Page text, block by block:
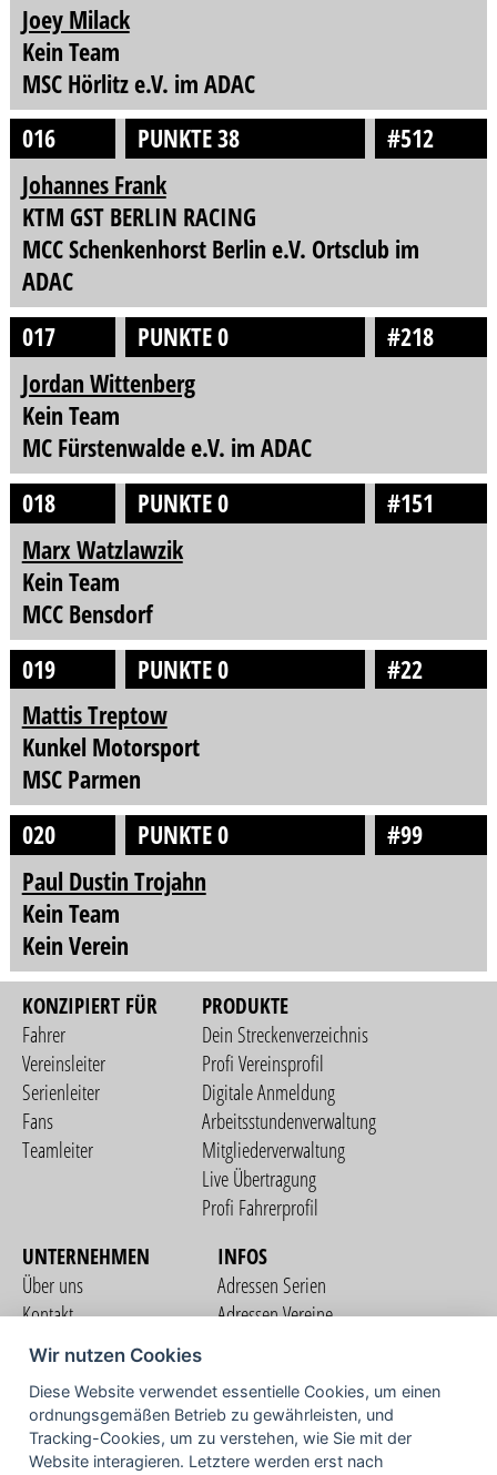
Joey Milack
Kein Team
MSC Hörlitz e.V. im ADAC
016
PUNKTE 38
#512
Johannes Frank
KTM GST BERLIN RACING
MCC Schenkenhorst Berlin e.V. Ortsclub im
ADAC
017
PUNKTE 0
#218
Jordan Wittenberg
Kein Team
MC Fürstenwalde e.V. im ADAC
018
PUNKTE 0
#151
Marx Watzlawzik
Kein Team
MCC Bensdorf
019
PUNKTE 0
#22
Mattis Treptow
Kunkel Motorsport
MSC Parmen
020
PUNKTE 0
#99
Paul Dustin Trojahn
Kein Team
Kein Verein
KONZIPIERT FÜR
Fahrer
Vereinsleiter
Serienleiter
Fans
Teamleiter
PRODUKTE
Dein Streckenverzeichnis
Profi Vereinsprofil
Digitale Anmeldung
Arbeitsstundenverwaltung
Mitgliederverwaltung
Live Übertragung
Profi Fahrerprofil
UNTERNEHMEN
Über uns
Kontakt
Nutzungsbedingungen
Datenschutzerklärung
Impressum
INFOS
Adressen Serien
Adressen Vereine
COMMUNITY
Wir nutzen Cookies
Diese Website verwendet essentielle Cookies, um einen
ordnungsgemäßen Betrieb zu gewährleisten, und
Tracking-Cookies, um zu verstehen, wie Sie mit der
Website interagieren. Letztere werden erst nach